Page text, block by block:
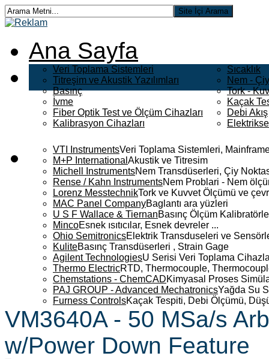
Ana Sayfa
Veri Toplama Sistemleri
Titreşim ve Akustik Yazılımları
Basınç
İvme
Fiber Optik Test ve Ölçüm Cihazları
Kalibrasyon Cihazları
Sıcaklık
Nem -
Tork -
Kaçak
Debi Akış
VTI InstrumentsVeri Toplama Sistemleri,
M+P International Akustik ve Titresim
Michell InstrumentsNem Transdüserleri, Çiy
Rense / Kahn InstrumentsNem Problari - Nem
Lorenz MesstechnikTork ve Kuvvet Ölçümü ve
MAC Panel CompanyBaglantı ara yüzleri
U S F Wallace & TiernanBasınç Ölçüm
MincoEsnek ısıtıcılar, Esnek devreler ...
Ohio SemitronicsElektrik Transduseleri ve
KuliteBasınç Transdüserleri , Strain Gage
Agilent TechnologiesU Serisi Veri Toplama
Thermo ElectricRTD, Thermocouple,
Chemstations - ChemCADKimyasal Proses
PAJ GROUP - Advanced MechatronicsYağda Su
Furness ControlsKaçak Tespiti, Debi Ölçümü,
VM3640A - 50 MSa/s
w/Power Down Feature